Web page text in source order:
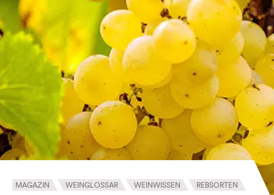
MAGAZIN WEINGLOSSAR WEINWISSEN REBSORTEN